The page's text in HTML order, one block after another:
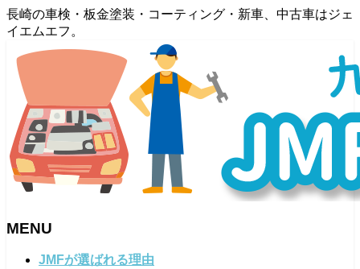
長崎の車検・板金塗装・コーティング・新車、中古車はジェ
イエムエフ。
MENU
JMFが選ばれる理由